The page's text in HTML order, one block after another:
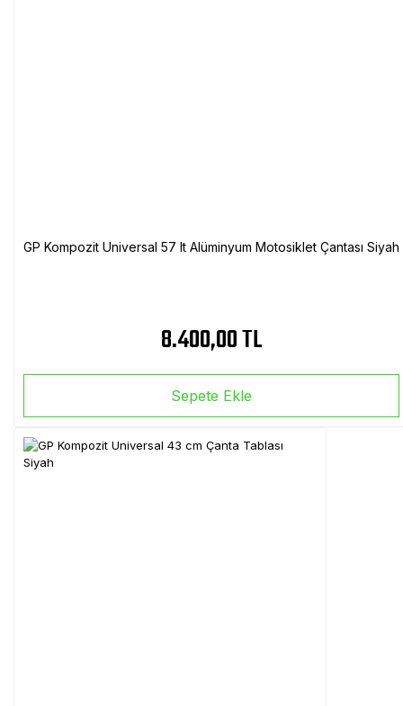
GP Kompozit Universal 57 lt Alüminyum Motosiklet Çantası Siyah
8.400,00 TL
Sepete Ekle